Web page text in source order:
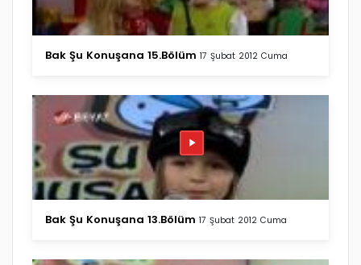
Bak Şu Konuşana 15.Bölüm 17 Şubat 2012 Cuma
Bak Şu Konuşana 13.Bölüm 17 Şubat 2012 Cuma